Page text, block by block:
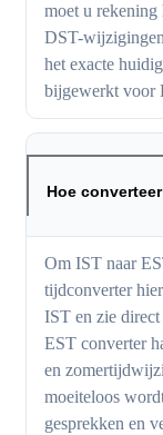
moet u rekening
DST-
het exacte
bijgewerkt voor
Hoe
Om IST naar
tijdconverter
IST en zie
EST converter
en
moeiteloos
gesprekken en